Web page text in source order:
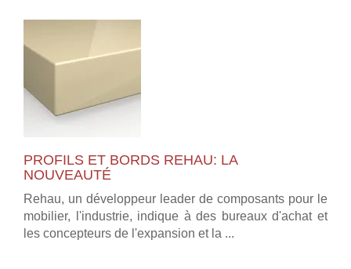
PROFILS ET BORDS REHAU: LA
NOUVEAUTÉ
Rehau, un développeur leader de composants pour le
mobilier, l'industrie, indique à des bureaux d'achat et
les concepteurs de l'expansion et la ...